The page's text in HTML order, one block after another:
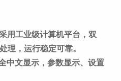
用工业级计算机平台，双
理，运行稳定可靠。
中文显示，参数显示、设置